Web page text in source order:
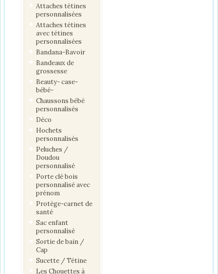
Attaches tétines
personnalisées
Attaches tétines
avec tétines
personnalisées
Bandana-Bavoir
Bandeaux de
grossesse
Beauty- case-
bébé-
Chaussons bébé
personnalisés
Déco
Hochets
personnalisés
Peluches /
Doudou
personnalisé
Porte clé bois
personnalisé avec
prénom
Protège-carnet de
santé
Sac enfant
personnalisé
Sortie de bain /
Cap
Sucette / Tétine
Les Chouettes à